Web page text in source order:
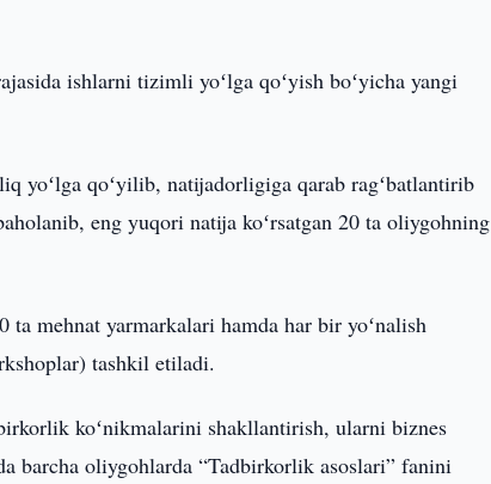
ishlarni tizimli yoʻlga qoʻyish boʻyicha yangi
yoʻlga qoʻyilib, natijadorligiga qarab ragʻbatlantirib
eng yuqori natija koʻrsatgan 20 ta oliygohning
mehnat yarmarkalari hamda har bir yoʻnalish
tashkil etiladi.
koʻnikmalarini shakllantirish, ularni biznes
barcha oliygohlarda “Tadbirkorlik asoslari” fanini